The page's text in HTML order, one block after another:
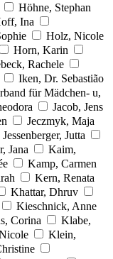
Höhne, Stephan
Ina
Holz, Nicole
Horn, Karin
Rachele
Iken, Dr. Sebastião
für Mädchen- u,
Jacob, Jens
Jeczmyk, Maja
Jessenberger, Jutta
Jana
Kaim,
Kamp, Carmen
Kern, Renata
Khattar, Dhruv
Kieschnick, Anne
Corina
Klabe,
Klein,